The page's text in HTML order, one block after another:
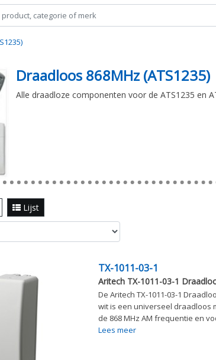
Draadloos 868MHz (ATS1235)
Alle draadloze componenten voor de ATS1235 en
Lijst
TX-1011-03-1
Aritech TX-1011-03-1
De Aritech TX-1011-03-1
wit is een universeel draadloos
de 868 MHz AM frequentie en
Lees meer